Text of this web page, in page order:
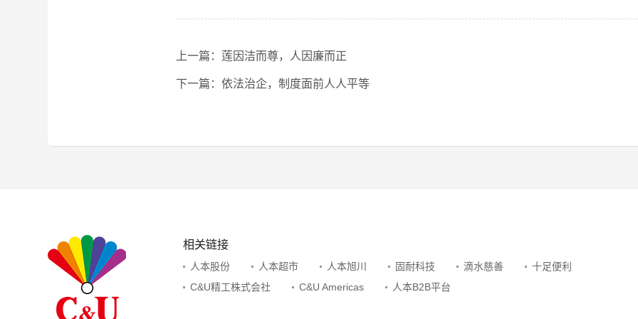
上一篇：莲因洁而尊，人因廉而正
下一篇：依法治企，制度面前人人平等
相关链接
人本股份 人本超市 人本旭川 固耐科技 滴水慈善
十足便利
C&U精工株式会社
C&U Americas 人本B2B平台